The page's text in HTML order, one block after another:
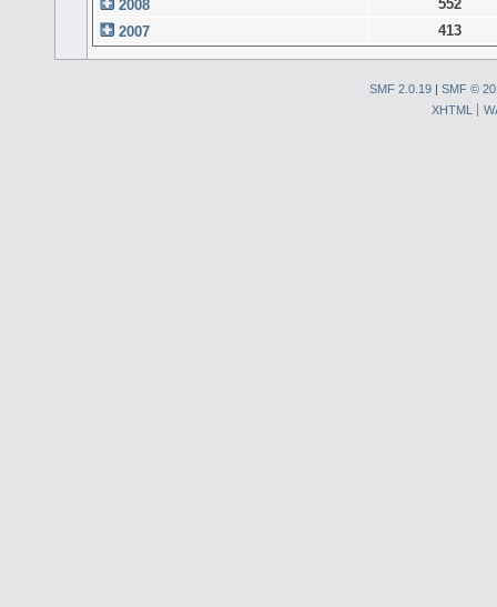
2008
552
2007
413
SMF 2.0.19| SMF ©
XHTML